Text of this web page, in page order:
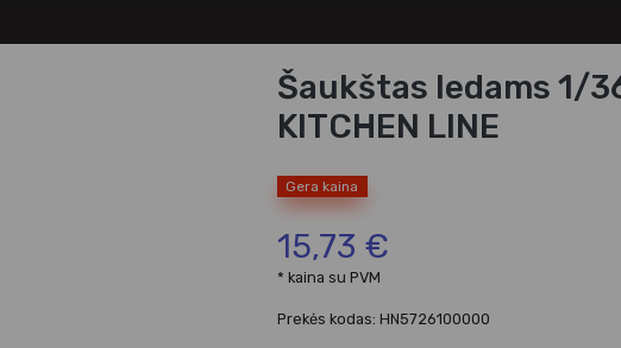
Šaukštas ledams 1/
KITCHEN LINE
Gera kaina
15,73 €
* kaina su PVM
Prekės kodas: HN5726100000